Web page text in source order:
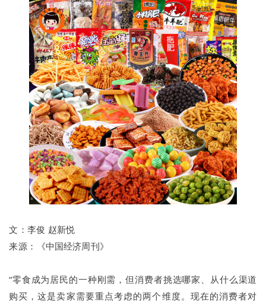
文：李俊 赵新悦
来源：
《中国经济周刊》
“零食成为居民的一种刚需，但消费者挑选哪家、从什么渠道
购买，这是卖家需要重点考虑的两个维度。现在的消费者对